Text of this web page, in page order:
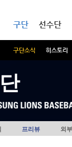
구단
구단소식 히스토리
선수단
프리뷰 외